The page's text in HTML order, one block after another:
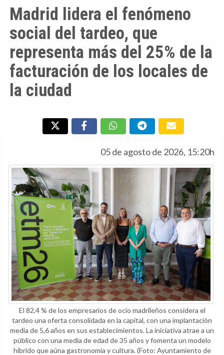
Madrid lidera el fenómeno
social del tardeo, que
representa más del 25% de la
facturación de los locales de
la ciudad
05 de agosto de 2026, 15:20h
El 82,4 % de los empresarios de ocio madrileños considera el
tardeo una oferta consolidada en la capital, con una implantación
media de 5,6 años en sus establecimientos. La iniciativa atrae a un
público con una media de edad de 35 años y fomenta un modelo
híbrido que aúna gastronomía y cultura.(Foto: Ayuntamiento de